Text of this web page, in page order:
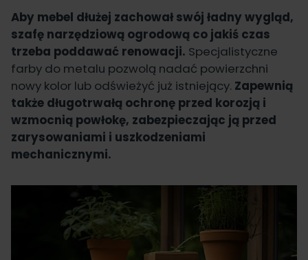
Aby mebel dłużej zachował swój ładny wygląd,
szafę narzędziową ogrodową co jakiś czas
trzeba poddawać renowacji. Specjalistyczne
farby do metalu pozwolą nadać powierzchni
nowy kolor lub odświeżyć już istniejący. Zapewnią
także długotrwałą ochronę przed korozją i
wzmocnią powłokę, zabezpieczając ją przed
zarysowaniami i uszkodzeniami
mechanicznymi.